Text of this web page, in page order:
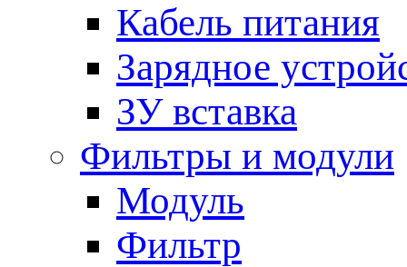
Кабель питания
Зарядное
ЗУ вставка
Фильтры и модули
Модуль
Фильтр